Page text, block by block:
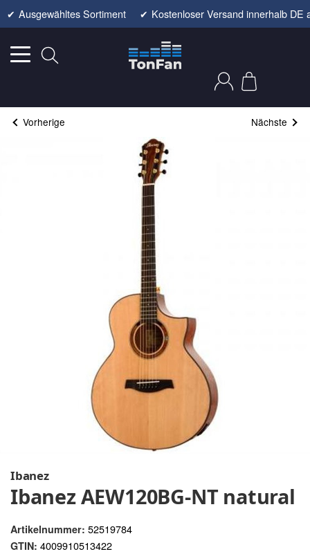
✔ Ausgewähltes Sortiment ✔ Kostenloser Versand innerhalb DE
Vorherige Nächste
Ibanez
Ibanez AEW120BG-NT natural
Artikelnummer: 52519784
GTIN: 4009910513422